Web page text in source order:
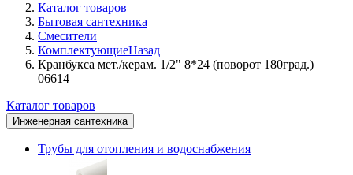
Каталог товаров
Бытовая сантехника
Смесители
КомплектующиеНазад
Кранбукса мет./керам. 1/2" 8*24 (поворот 180град.)
06614
Каталог товаров
Инженерная сантехника
Трубы для отопления и водоснабжения